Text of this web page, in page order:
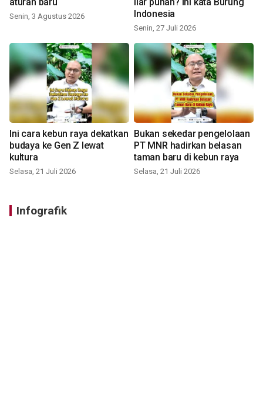
Senin, 3 Agustus 2026
Indonesia
Senin, 27 Juli 2026
Ini cara kebun raya dekatkan
budaya ke Gen Z lewat
kultura
Selasa, 21 Juli 2026
Bukan sekedar pengelolaan
PT MNR hadirkan belasan
taman baru di kebun raya
Selasa, 21 Juli 2026
Infografik